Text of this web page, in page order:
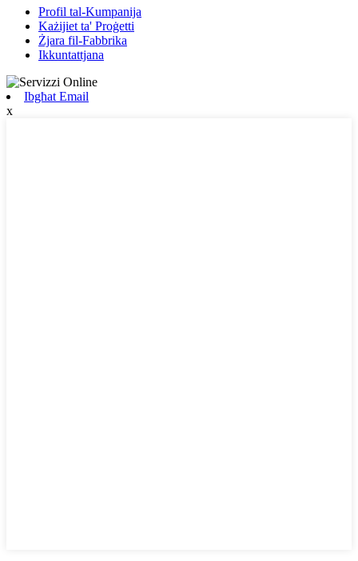
Profil tal-Kumpanija
Każijiet ta' Proġetti
Żjara fil-Fabbrika
Ikkuntattjana
Ibgħat Email
x